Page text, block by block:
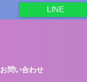
LINE
お問い合わせ